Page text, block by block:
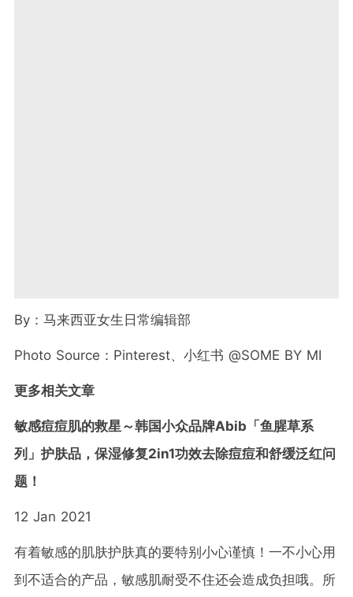
By ：马来西亚女生日常编辑部
Photo Source ：Pinterest、小红书 @SOME BY MI
更多相关文章
敏感痘痘肌的救星～韩国小众品牌Abib「鱼腥草系
列」护肤品，保湿修复2in1功效去除痘痘和舒缓泛红问
题！
12 Jan 2021
有着敏感的肌肤护肤真的要特别小心谨慎！一不小心用
到不适合的产品，敏感肌耐受不住还会造成负担哦。所